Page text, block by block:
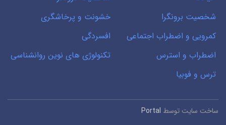
شخصیت برونگرا
خشونت و پرخاشگری
کمرویی و اضطراب اجتماعی
افسردگی
اضطراب و استرس
تکنولوژی های نوین روانشناسی
ترس و فوبیا
ساخت سایت توسط Portal